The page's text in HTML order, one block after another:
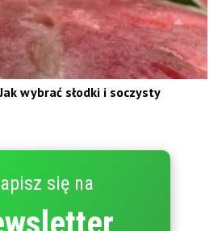
wybrać słodki i soczysty
się na